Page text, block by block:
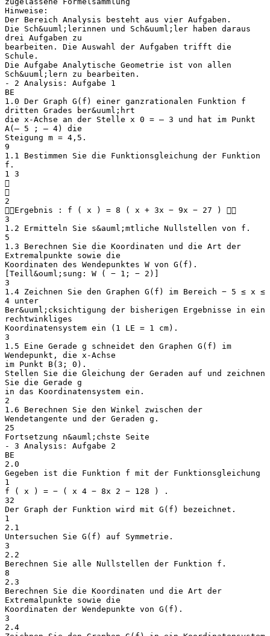
Hinweise:
Der Bereich Analysis besteht aus vier Aufgaben.
Die Sch&uuml;lerinnen und Sch&uuml;ler haben daraus
drei Aufgaben zu
bearbeiten. Die Auswahl der Aufgaben trifft die
Schule.
Die Aufgabe Analytische Geometrie ist von allen
Sch&uuml;lern zu bearbeiten.
- 2 Analysis: Aufgabe 1
BE
1.0 Der Graph G(f) einer ganzrationalen Funktion f
dritten Grades ber&uuml;hrt
die x-Achse an der Stelle x 0 = – 3 und hat im Punkt
A(– 5 ; – 4) die
Steigung m = 4,5.
9
1.1 Bestimmen Sie die Funktionsgleichung der Funktion
f.
1 3


2
Ergebnis : f ( x ) = 8 ( x + 3x − 9x − 27 ) 
3
1.2 Ermitteln Sie s&auml;mtliche Nullstellen von f.
5
1.3 Berechnen Sie die Koordinaten und die Art der
Extremalpunkte sowie die
Koordinaten des Wendepunktes W von G(f).
[Teill&ouml;sung: W ( − 1; − 2)]
3
1.4 Zeichnen Sie den Graphen G(f) im Bereich − 5 ≤ x ≤
4 unter
Ber&uuml;cksichtigung der bisherigen Ergebnisse in ein
rechtwinkliges
Koordinatensystem ein (1 LE = 1 cm).
3
1.5 Eine Gerade g schneidet den Graphen G(f) im
Wendepunkt, die x-Achse
im Punkt B(3; 0).
Stellen Sie die Gleichung der Geraden auf und zeichnen
Sie die Gerade g
in das Koordinatensystem ein.
2
1.6 Berechnen Sie den Winkel zwischen der
Wendetangente und der Geraden g.
25
Fortsetzung n&auml;chste Seite
- 3 Analysis: Aufgabe 2
BE
2.0
Gegeben ist die Funktion f mit der Funktionsgleichung
1
f ( x ) = − ( x 4 − 8x 2 − 128 ) .
32
Der Graph der Funktion wird mit G(f) bezeichnet.
1
2.1
Untersuchen Sie G(f) auf Symmetrie.
3
2.2
Berechnen Sie alle Nullstellen der Funktion f.
8
2.3
Berechnen Sie die Koordinaten und die Art der
Extremalpunkte sowie die
Koordinaten der Wendepunkte von G(f).
3
2.4